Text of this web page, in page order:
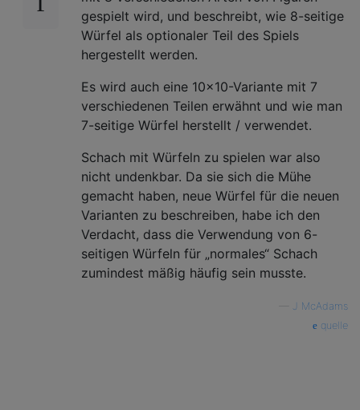
gespielt wird, und beschreibt, wie 8-seitige
Würfel als optionaler Teil des Spiels
hergestellt werden.
Es wird auch eine 10x10-Variante mit 7
verschiedenen Teilen erwähnt und wie man
7-seitige Würfel herstellt / verwendet.
Schach mit Würfeln zu spielen war also
nicht undenkbar. Da sie sich die Mühe
gemacht haben, neue Würfel für die neuen
Varianten zu beschreiben, habe ich den
Verdacht, dass die Verwendung von 6-
seitigen Würfeln für „normales“ Schach
zumindest mäßig häufig sein musste.
J McAdams
quelle